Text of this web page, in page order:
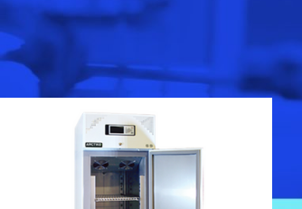
Inicio